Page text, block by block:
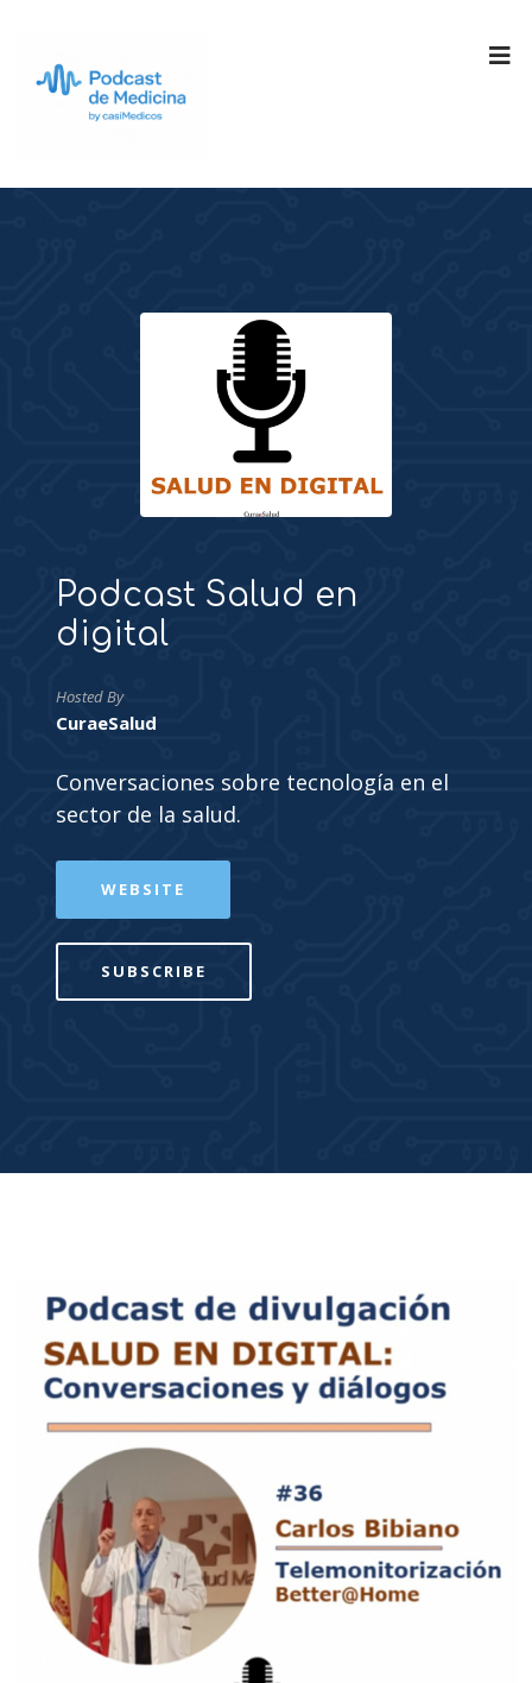
Podcast Salud en
digital
Hosted By
CuraeSalud
Conversaciones sobre tecnología en el
sector de la salud.
WEBSITE
SUBSCRIBE